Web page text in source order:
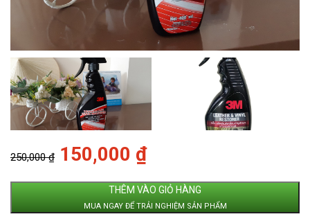
250,000₫ Giá
gốc
là:
250,000 ₫.
150,000 ₫Giá
tại
là:
150,000 ₫.
THÊM VÀO GIỎ HÀNG
MUA NGAY ĐỂ TRẢI NGHIỆM SẢN PHẨM